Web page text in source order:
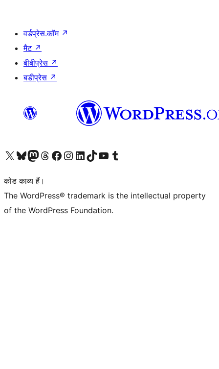
वर्डप्रेस.कॉम ↗
मैट ↗
बीबीप्रेस ↗
बडीप्रेस ↗
Visit our X (formerly Twitter) account
हमारे बलुस्की खाते पर जाएँVisit our Mastodon account
हमारे थ्रेड्स अकाउंट पर जाएंहमारे फेसबुक पेज पर जाएँहमारे इंस्टाग्राम अकाउंट पर जाएंहमारे लिंक्डइन खाते पर जाएँहमारे टिकटॉक खाते पर जाएँहमारे यूट्यूब चैनल पर जाएंहमारे Tumblr खाते पर जाएँ
कोड काव्य हैं।
The WordPress® trademark is the intellectual property
of the WordPress Foundation.